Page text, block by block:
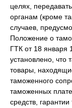
целях,
органам (кроме
случаев,
Положение о
ГТК от 18 января
установлено, что
товары,
таможенного
таможенных
средств,